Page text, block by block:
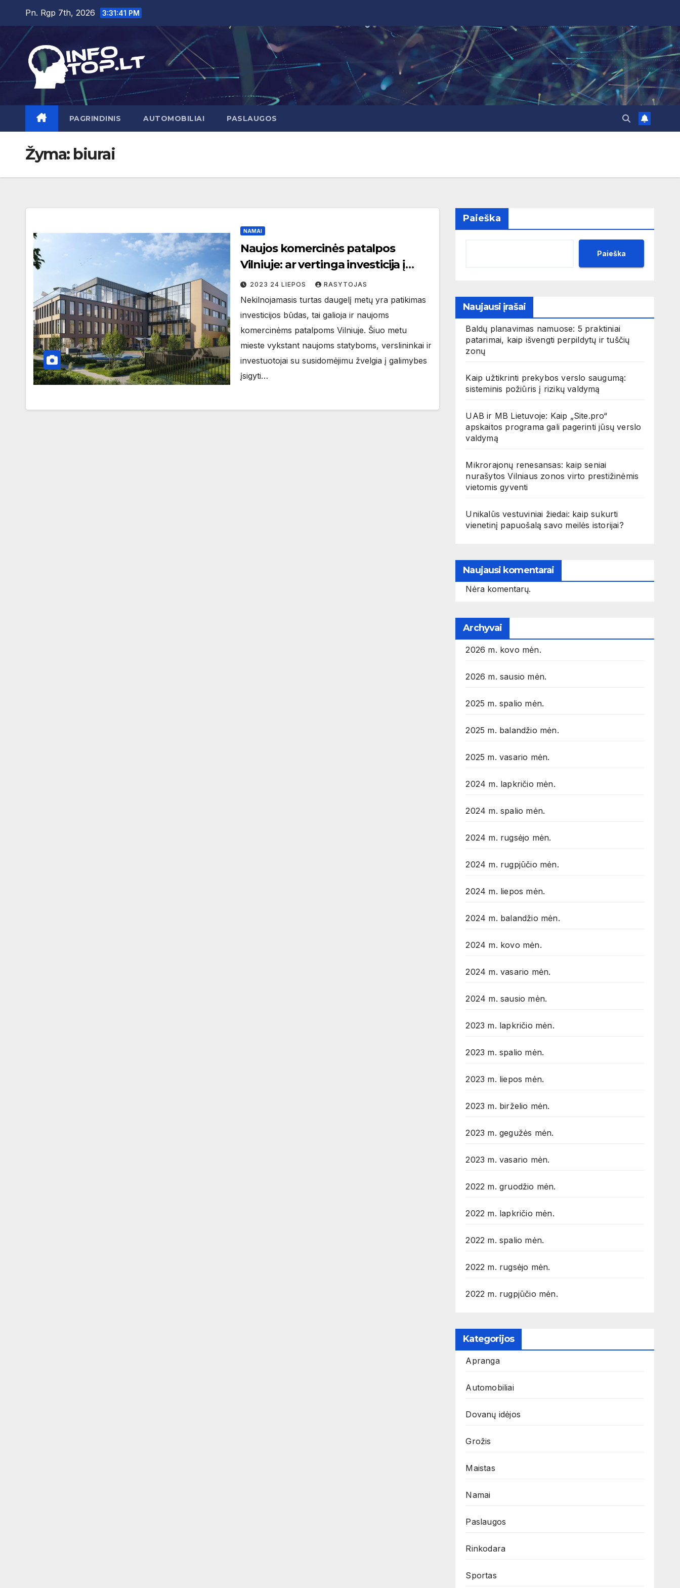
content
Pn. Rgp 7th, 2026 3:31:42 PM
PAGRINDINIS AUTOMOBILIAI PASLAUGOS
Žyma: biurai
NAMAI
Naujos komercinės patalpos
Vilniuje: ar vertinga investicija į
nekilnojamąjį turtą?
2023 24 LIEPOS RASYTOJAS
Nekilnojamasis turtas daugelį metų yra patikimas
investicijos būdas, tai galioja ir naujoms
komercinėms patalpoms Vilniuje. Šiuo metu
mieste vykstant naujoms statyboms, verslininkai ir
investuotojai su susidomėjimu žvelgia į galimybes
įsigyti…
Paieška
Paieška
Naujausi įrašai
Baldų planavimas namuose: 5 praktiniai
patarimai, kaip išvengti perpildytų ir tuščių
zonų
Kaip užtikrinti prekybos verslo saugumą:
sisteminis požiūris į rizikų valdymą
UAB ir MB Lietuvoje: Kaip „Site.pro“
apskaitos programa gali pagerinti jūsų verslo
valdymą
Mikrorajonų renesansas: kaip seniai
nurašytos Vilniaus zonos virto prestižinėmis
vietomis gyventi
Unikalūs vestuviniai žiedai: kaip sukurti
vienetinį papuošalą savo meilės istorijai?
Naujausi komentarai
Nėra komentarų.
Archyvai
2026 m. kovo mėn.
2026 m. sausio mėn.
2025 m. spalio mėn.
2025 m. balandžio mėn.
2025 m. vasario mėn.
2024 m. lapkričio mėn.
2024 m. spalio mėn.
2024 m. rugsėjo mėn.
2024 m. rugpjūčio mėn.
2024 m. liepos mėn.
2024 m. balandžio mėn.
2024 m. kovo mėn.
2024 m. vasario mėn.
2024 m. sausio mėn.
2023 m. lapkričio mėn.
2023 m. spalio mėn.
2023 m. liepos mėn.
2023 m. birželio mėn.
2023 m. gegužės mėn.
2023 m. vasario mėn.
2022 m. gruodžio mėn.
2022 m. lapkričio mėn.
2022 m. spalio mėn.
2022 m. rugsėjo mėn.
2022 m. rugpjūčio mėn.
Kategorijos
Apranga
Automobiliai
Dovanų idėjos
Grožis
Maistas
Namai
Paslaugos
Rinkodara
Sportas